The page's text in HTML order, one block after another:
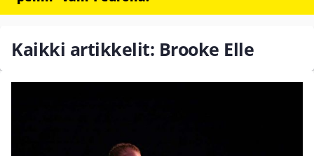
Kaikki artikkelit: Brooke Elle